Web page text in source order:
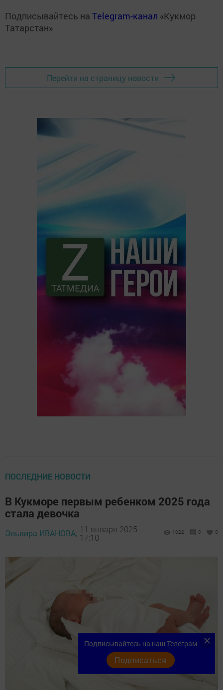
Подписывайтесь на Telegram-канал «Кукмор
Татарстан»
Перейти на страницу новости
ПОСЛЕДНИЕ НОВОСТИ
В Кукморе первым ребенком 2025 года
стала девочка
Эльвира ИВАНОВА, 11 января 2025 -
17:10
1022 0 0
Подписывайтесь на наш Телеграм
Подписаться